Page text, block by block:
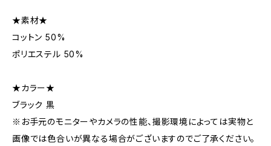
★素材★
コットン 50%
ポリエステル 50%
★カラー★
ブラック 黒
※お手元のモニターやカメラの性能、撮影環境によっては実物と
画像では色合いが異なる場合がございますのでご了承ください。